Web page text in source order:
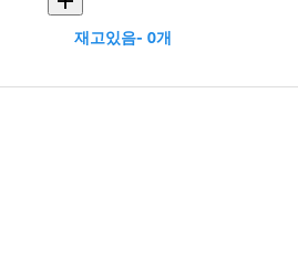
재고있음- 0개